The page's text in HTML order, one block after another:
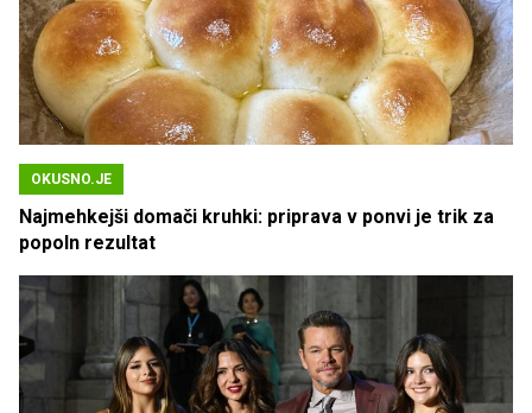
OKUSNO.JE
Najmehkejši domači kruhki: priprava v ponvi je trik za
popoln rezultat